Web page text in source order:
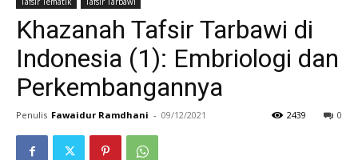
Khazanah Tafsir Tarbawi di
Indonesia (1): Embriologi dan
Perkembangannya
Penulis Fawaidur Ramdhani - 09/12/2021 0
2439